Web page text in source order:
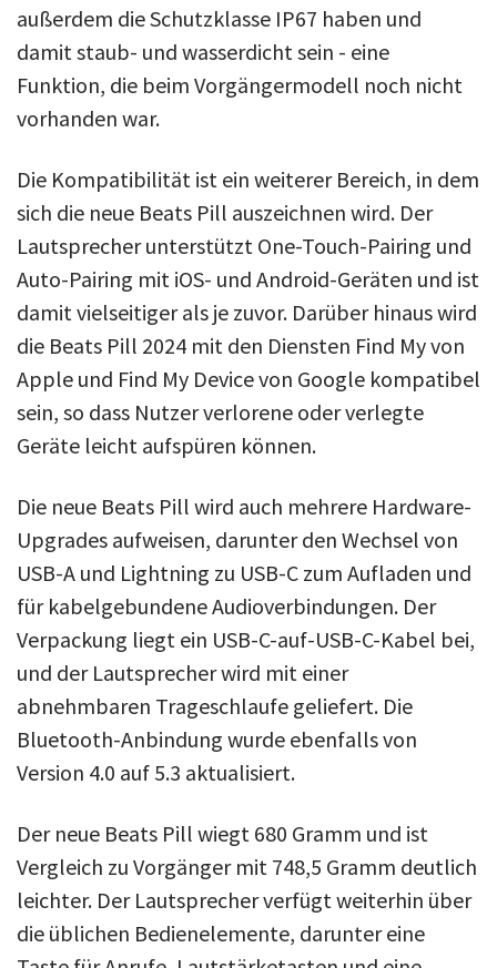
außerdem die Schutzklasse IP67 haben und
damit staub- und wasserdicht sein - eine
Funktion, die beim Vorgängermodell noch nicht
vorhanden war.
Die Kompatibilität ist ein weiterer Bereich, in dem
sich die neue Beats Pill auszeichnen wird. Der
Lautsprecher unterstützt One-Touch-Pairing und
Auto-Pairing mit iOS- und Android-Geräten und ist
damit vielseitiger als je zuvor. Darüber hinaus wird
die Beats Pill 2024 mit den Diensten Find My von
Apple und Find My Device von Google kompatibel
sein, so dass Nutzer verlorene oder verlegte
Geräte leicht aufspüren können.
Die neue Beats Pill wird auch mehrere Hardware-
Upgrades aufweisen, darunter den Wechsel von
USB-A und Lightning zu USB-C zum Aufladen und
für kabelgebundene Audioverbindungen. Der
Verpackung liegt ein USB-C-auf-USB-C-Kabel bei,
und der Lautsprecher wird mit einer
abnehmbaren Trageschlaufe geliefert. Die
Bluetooth-Anbindung wurde ebenfalls von
Version 4.0 auf 5.3 aktualisiert.
Der neue Beats Pill wiegt 680 Gramm und ist
Vergleich zu Vorgänger mit 748,5 Gramm deutlich
leichter. Der Lautsprecher verfügt weiterhin über
die üblichen Bedienelemente, darunter eine